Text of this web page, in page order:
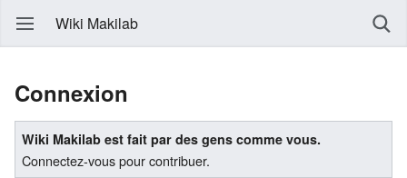
Wiki Makilab
Connexion
Wiki Makilab est fait par des gens comme vous.
Connectez-vous pour contribuer.